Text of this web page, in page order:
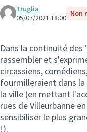
Truglia
05/07/2021 18:00 Non
Dans la continuité
rassembler et
circassiens,
fourmilleraient dans
la ville (en mettant
rues de Villeurbanne
sensibiliser le plus
!).